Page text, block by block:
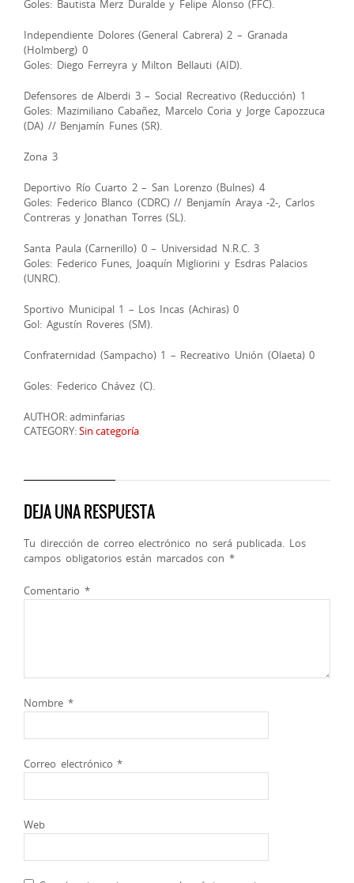
Goles: Bautista Merz Duralde y Felipe Alonso (FFC).
Independiente Dolores (General Cabrera) 2 – Granada
(Holmberg) 0
Goles: Diego Ferreyra y Milton Bellauti (AID).
Defensores de Alberdi 3 – Social Recreativo (Reducción) 1
Goles: Mazimiliano Cabañez, Marcelo Coria y Jorge Capozzuca
(DA) // Benjamín Funes (SR).
Zona 3
Deportivo Río Cuarto 2 – San Lorenzo (Bulnes) 4
Goles: Federico Blanco (CDRC) // Benjamín Araya -2-, Carlos
Contreras y Jonathan Torres (SL).
Santa Paula (Carnerillo) 0 – Universidad N.R.C. 3
Goles: Federico Funes, Joaquín Migliorini y Esdras Palacios
(UNRC).
Sportivo Municipal 1 – Los Incas (Achiras) 0
Gol: Agustín Roveres (SM).
Confraternidad (Sampacho) 1 – Recreativo Unión (Olaeta) 0
Goles: Federico Chávez (C).
AUTHOR: adminfarias
CATEGORY:Sin categoría
DEJA UNA RESPUESTA
Tu dirección de correo electrónico no será publicada. Los
campos obligatorios están marcados con *
Comentario *
Nombre *
Correo electrónico*
Web